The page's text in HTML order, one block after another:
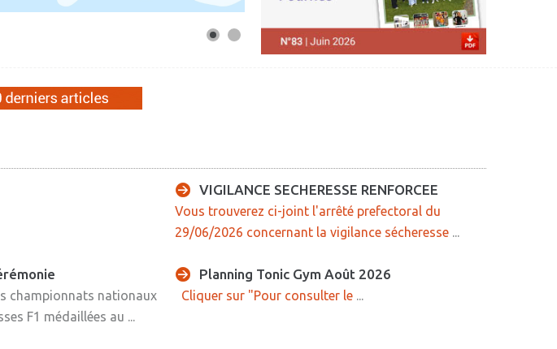
VIGILANCE SECHERESSE RENFORCEE
Vous trouverez ci-joint l'arrêté prefectoral du
29/06/2026 concernant la vigilance sécheresse...
championnats nationaux
F1 médaillées au ...
Planning Tonic Gym Août 2026
Cliquer sur "Pour consulter le...